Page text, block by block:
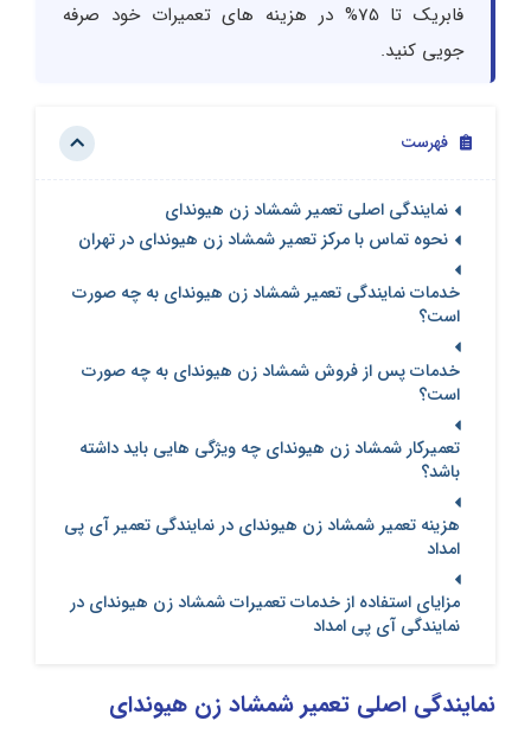
فابریک تا 75% در هزینه های تعمیرات خود صرفه
جویی کنید.
فهرست
نمایندگی اصلی تعمیر شمشاد زن هیوندای
نحوه تماس با مرکز تعمیر شمشاد زن هیوندای در تهران
خدمات نمایندگی تعمیر شمشاد زن هیوندای به چه صورت
است؟
خدمات پس از فروش شمشاد زن هیوندای به چه صورت
است؟
تعمیرکار شمشاد زن هیوندای چه ویژگی هایی باید داشته
باشد؟
هزینه تعمیر شمشاد زن هیوندای در نمایندگی تعمیر آی پی
امداد
مزایای استفاده از خدمات تعمیرات شمشاد زن هیوندای در
نمایندگی آی پی امداد
نمایندگی اصلی تعمیر شمشاد زن هیوندای